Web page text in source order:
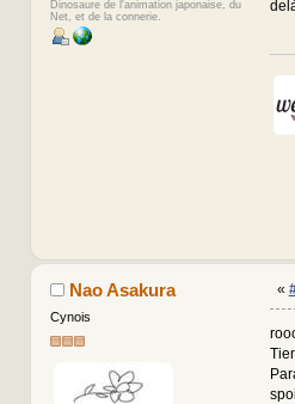
Dinosaure de l'animation japonaise, du
Net, et de la connerie.
Nao Asakura
Cynois
«